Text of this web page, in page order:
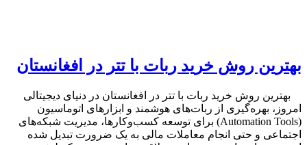
بهترین روش خرید ربات با تتر در افغانستان
بهترین روش خرید ربات با تتر در افغانستان در دنیای دیجیتالی
امروز، بهره‌گیری از ربات‌های هوشمند و ابزارهای اتوماسیون
(Automation Tools) برای توسعه کسب‌وکارها، مدیریت شبکه‌های
اجتماعی و حتی انجام معاملات مالی به یک ضرورت تبدیل شده